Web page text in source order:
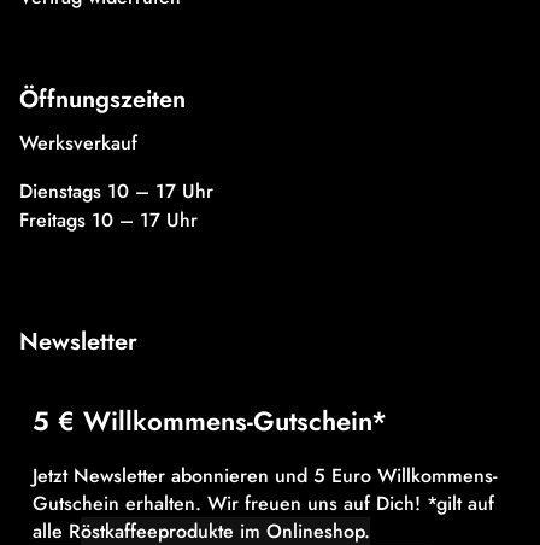
Öffnungszeiten
Werksverkauf
Dienstags 10 – 17 Uhr
Freitags 10 – 17 Uhr
Newsletter
5 € Willkommens-Gutschein*
Jetzt Newsletter abonnieren und 5 Euro Willkommens-
Gutschein erhalten. Wir freuen uns auf Dich! *gilt auf
alle Röstkaffeeprodukte im Onlineshop.